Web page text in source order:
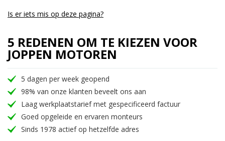
Is er iets mis op deze pagina?
5 REDENEN OM TE KIEZEN VOOR
JOPPEN MOTOREN
5 dagen per week geopend
98% van onze klanten beveelt ons aan
Laag werkplaatstarief met gespecificeerd factuur
Goed opgeleide en ervaren monteurs
Sinds 1978 actief op hetzelfde adres